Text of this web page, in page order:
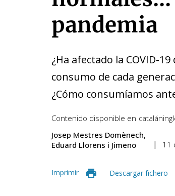
pandemia
¿Ha afectado la COVID-
consumo de cada
¿Cómo consumíamos
Contenido disponible en catalán
Josep Mestres Domènech
Eduard Llorens i Jimeno
11
Imprimir Descargar fichero